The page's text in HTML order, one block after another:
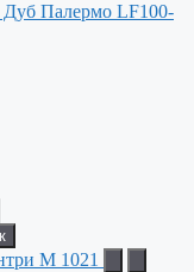
Палермо LF100-